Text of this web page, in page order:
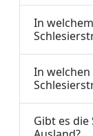
In
In
Gibt es